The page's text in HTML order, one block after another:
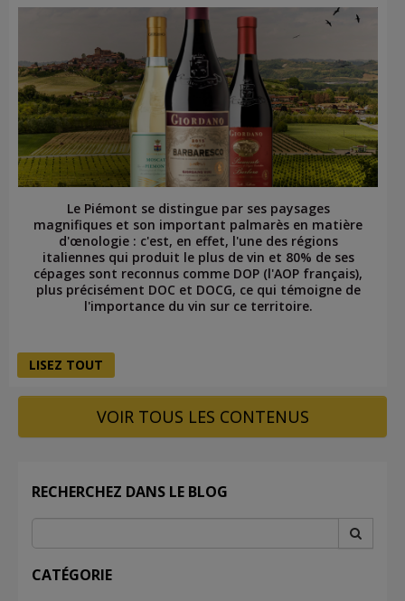
Le Piémont se distingue par ses paysages
magnifiques et son important palmarès en matière
d'œnologie : c'est, en effet, l'une des régions
italiennes qui produit le plus de vin et 80% de ses
cépages sont reconnus comme DOP (l'AOP français),
plus précisément DOC et DOCG, ce qui témoigne de
l'importance du vin sur ce territoire.
LISEZ TOUT
VOIR TOUS LES CONTENUS
RECHERCHEZ DANS LE BLOG
CATÉGORIE